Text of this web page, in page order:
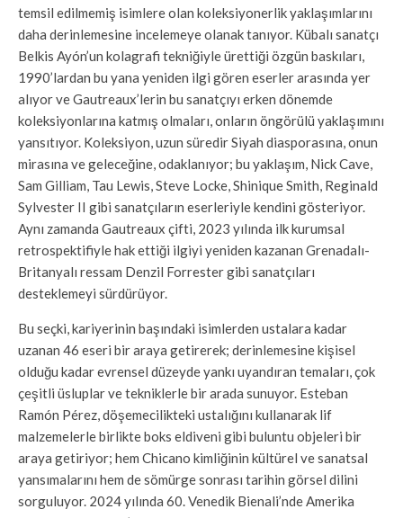
temsil edilmemiş isimlere olan koleksiyonerlik yaklaşımlarını
daha derinlemesine incelemeye olanak tanıyor. Kübalı sanatçı
Belkis Ayón’un kolagrafi tekniğiyle ürettiği özgün baskıları,
1990’lardan bu yana yeniden ilgi gören eserler arasında yer
alıyor ve Gautreaux’lerin bu sanatçıyı erken dönemde
koleksiyonlarına katmış olmaları, onların öngörülü yaklaşımını
yansıtıyor. Koleksiyon, uzun süredir Siyah diasporasına, onun
mirasına ve geleceğine, odaklanıyor; bu yaklaşım, Nick Cave,
Sam Gilliam, Tau Lewis, Steve Locke, Shinique Smith, Reginald
Sylvester II gibi sanatçıların eserleriyle kendini gösteriyor.
Aynı zamanda Gautreaux çifti, 2023 yılında ilk kurumsal
retrospektifiyle hak ettiği ilgiyi yeniden kazanan Grenadalı-
Britanyalı ressam Denzil Forrester gibi sanatçıları
desteklemeyi sürdürüyor.
Bu seçki, kariyerinin başındaki isimlerden ustalara kadar
uzanan 46 eseri bir araya getirerek; derinlemesine kişisel
olduğu kadar evrensel düzeyde yankı uyandıran temaları, çok
çeşitli üsluplar ve tekniklerle bir arada sunuyor. Esteban
Ramón Pérez, döşemecilikteki ustalığını kullanarak lif
malzemelerle birlikte boks eldiveni gibi buluntu objeleri bir
araya getiriyor; hem Chicano kimliğinin kültürel ve sanatsal
yansımalarını hem de sömürge sonrası tarihin görsel dilini
sorguluyor. 2024 yılında 60. Venedik Bienali’nde Amerika